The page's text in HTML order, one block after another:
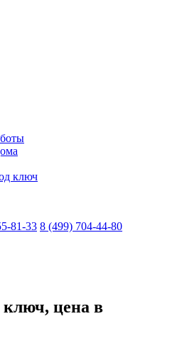
ключ
81-33 8 (499) 704-44-80
ключ, цена в